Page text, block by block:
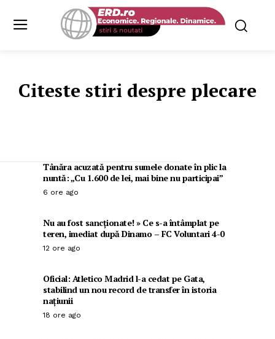
Citeste stiri despre plecare
Tânăra acuzată pentru sumele donate în plic la
nuntă: „Cu 1.600 de lei, mai bine nu participai”
6 ore ago
Nu au fost sancționate! » Ce s-a întâmplat pe
teren, imediat după Dinamo – FC Voluntari 4-0
12 ore ago
Oficial: Atletico Madrid l-a cedat pe Gata,
stabilind un nou record de transfer în istoria
națiunii
18 ore ago